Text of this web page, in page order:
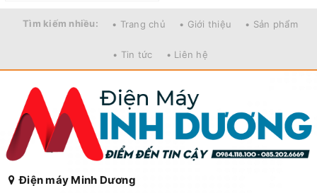
Tìm kiếm nhiều: • Trang chủ • Giới thiệu • Sản phẩm
• Tin tức • Liên hệ
Điện máy Minh Dương